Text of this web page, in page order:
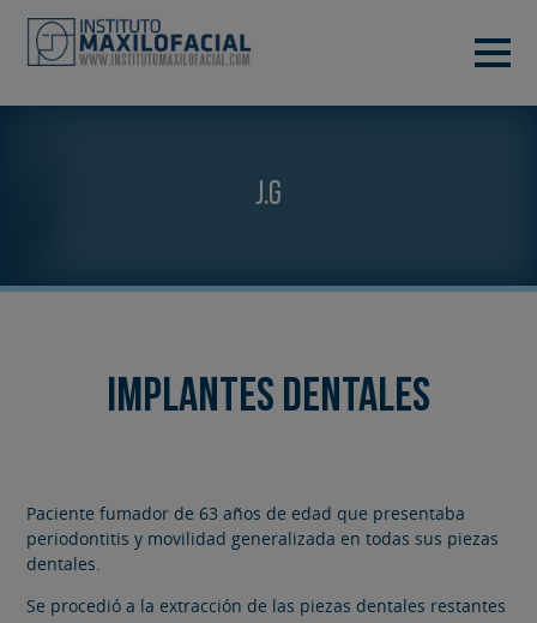
J.G
Implantes dentales
Paciente fumador de 63 años de edad que presentaba
periodontitis y movilidad generalizada en todas sus piezas
dentales.
Se procedió a la extracción de las piezas dentales restantes